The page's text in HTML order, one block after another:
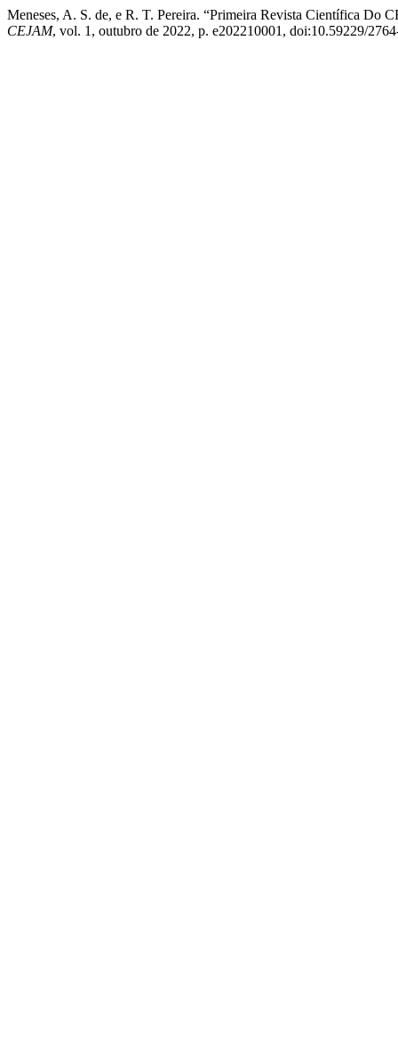
Meneses, A. S. de, e R. T. Pereira. “Primeira Revista Científica Do
CEJAM, vol. 1, outubro de 2022, p. e202210001, doi:10.59229/